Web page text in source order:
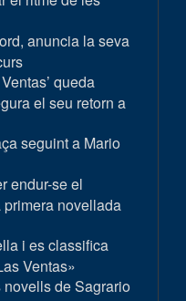
anuncia la seva
queda
el seu retorn a
seguint a Mario
endur-se el
novellada
i es classifica
Ventas»
de Sagrario